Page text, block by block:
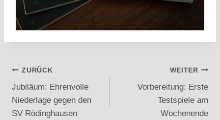
Beitragsnavigation
ZURÜCK
Jubiläum: Ehrenvolle
Niederlage gegen den
SV Rödinghausen
WEITER
Vorbereitung: Erste
Testspiele am
Wochenende